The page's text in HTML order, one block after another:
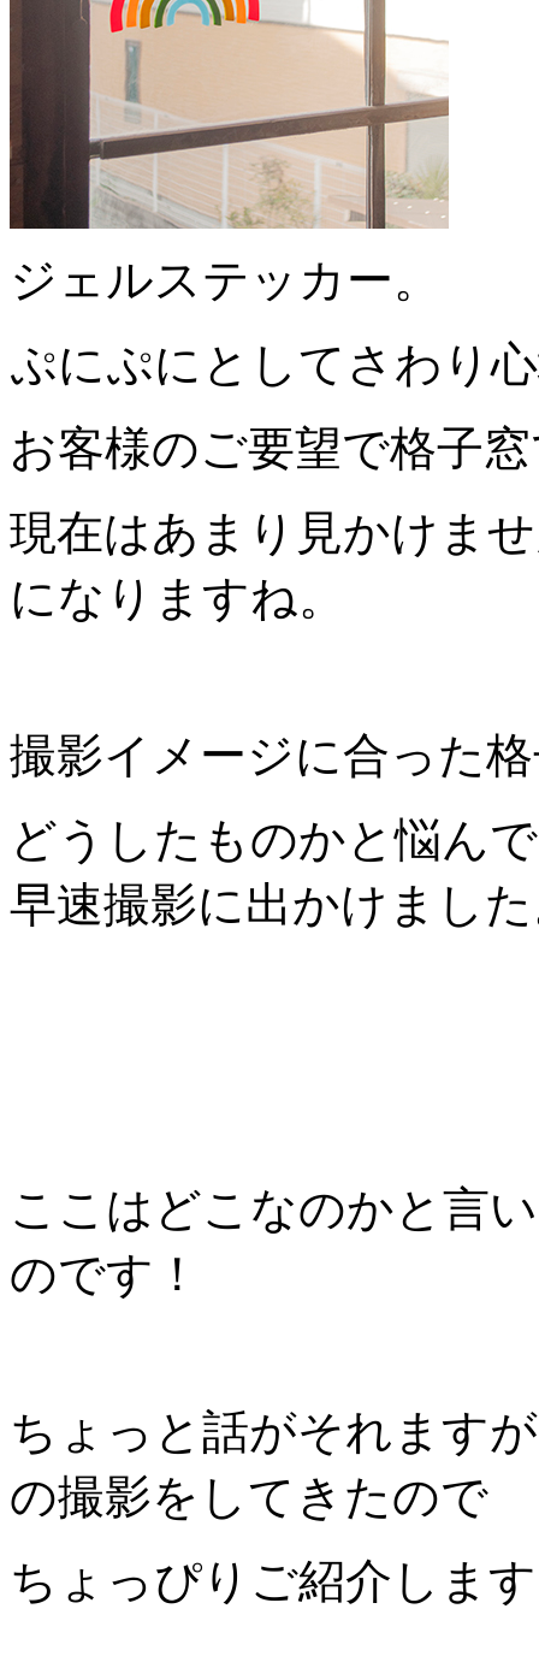
ジェルステッカー。
ぷにぷにとしてさわり
お客様のご要望で格子
現在はあまり見かけま
になりますね。
撮影イメージに合った
どうしたものかと悩ん
早速撮影に出かけまし
ここはどこなのかと言
のです！
ちょっと話がそれます
の撮影をしてきたので
ちょっぴりご紹介しま